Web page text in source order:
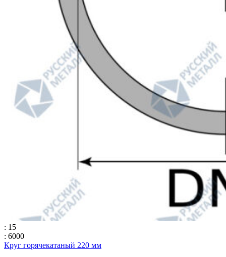
: 15
: 6000
Круг горячекатаный 220 мм